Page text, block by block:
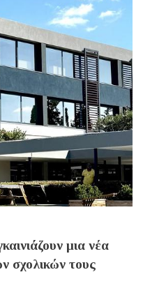
μια νέα
σχολικών τους